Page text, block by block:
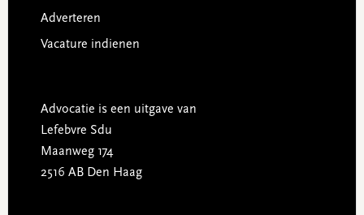
Adverteren
Vacature indienen
Advocatie is een uitgave van
Lefebvre Sdu
Maanweg 174
2516 AB Den Haag